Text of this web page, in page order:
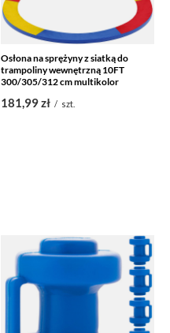
Osłona na sprężyny z siatką do
trampoliny wewnętrzną 10FT
300/305/312 cm multikolor
181,99 zł / szt.